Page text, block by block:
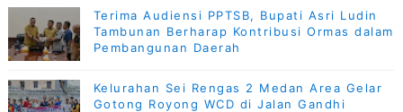
Terima Audiensi PPTSB, Bupati Asri Ludin
Tambunan Berharap Kontribusi Ormas dalam
Pembangunan Daerah
Kelurahan Sei Rengas 2 Medan Area Gelar
Gotong Royong WCD di Jalan Gandhi